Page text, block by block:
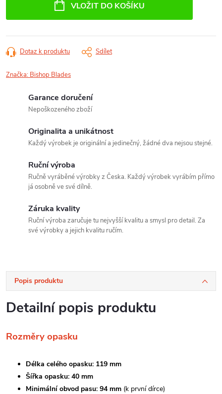
VLOŽIT DO KOŠÍKU
Dotaz k produktu Sdílet
Značka: Bishop Blades
Garance doručení
Nepoškozeného zboží
Originalita a unikátnost
Každý výrobek je originální a jedinečný, žádné dva nejsou stejné.
Ruční výroba
Ručně vyráběné výrobky z Česka. Každý výrobek vyrábím přímo
já osobně ve své dílně.
Záruka kvality
Ruční výroba zaručuje tu nejvyšší kvalitu a smysl pro detail. Za
své výrobky a jejich kvalitu ručím.
Popis produktu
Detailní popis produktu
Rozměry opasku
Délka celého opasku: 119 mm
Šířka opasku: 40 mm
Minimální obvod pasu: 94 mm (k první dírce)